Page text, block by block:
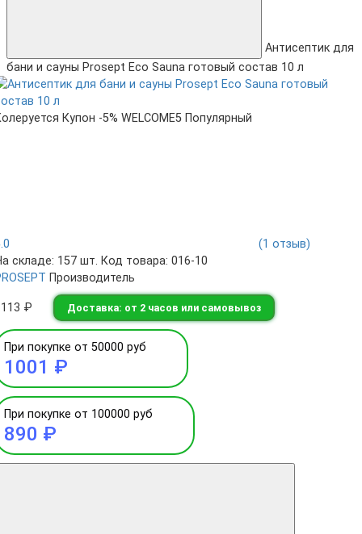
Антисептик для
бани и сауны Prosept Eco Sauna готовый состав 10 л
Купон -5% WELCOME5 Популярный
(1 отзыв)
складе: 157 шт. Код товара: 016-10
Производитель
₽ Доставка: от 2 часов или самовывоз
При покупке от 50000 руб
1001 ₽
При покупке от 100000 руб
890 ₽